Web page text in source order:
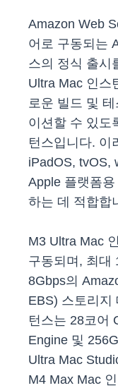
Amazon Web
어로 구동되는
스의 정식 출시
Ultra Mac 인스
로운 빌드 및
이션할 수 있도
턴스입니다. 이
iPadOS, tvOS,
Apple 플랫폼
하는 데 적합합
M3 Ultra Mac
구동되며, 최대
8Gbps의
EBS) 스토리지
턴스는 28코어
Engine 및
Ultra Mac
M4 Max Mac